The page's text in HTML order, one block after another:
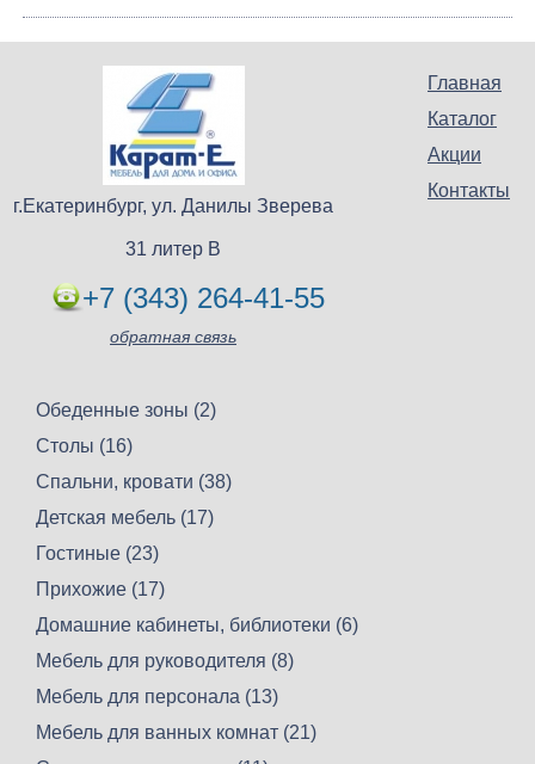
Главная
Каталог
Акции
Контакты
г.Екатеринбург, ул. Данилы Зверева
31 литер В
+7 (343) 264-41-55
обратная связь
Обеденные зоны (2)
Столы (16)
Спальни, кровати (38)
Детская мебель (17)
Гостиные (23)
Прихожие (17)
Домашние кабинеты, библиотеки (6)
Мебель для руководителя (8)
Мебель для персонала (13)
Мебель для ванных комнат (21)